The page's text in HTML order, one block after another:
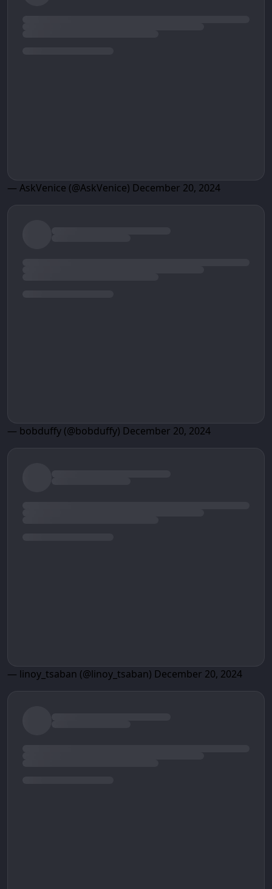
— AskVenice (@AskVenice) December 20, 2024
— bobduffy (@bobduffy) December 20, 2024
— linoy_tsaban (@linoy_tsaban) December 20, 2024